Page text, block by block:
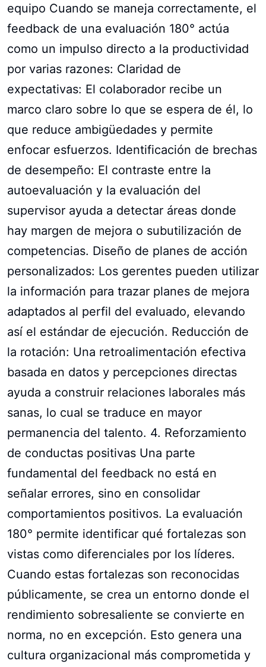
equipo Cuando se maneja correctamente, el
feedback de una evaluación 180° actúa
como un impulso directo a la productividad
por varias razones: Claridad de
expectativas: El colaborador recibe un
marco claro sobre lo que se espera de él, lo
que reduce ambigüedades y permite
enfocar esfuerzos. Identificación de brechas
de desempeño: El contraste entre la
autoevaluación y la evaluación del
supervisor ayuda a detectar áreas donde
hay margen de mejora o subutilización de
competencias. Diseño de planes de acción
personalizados: Los gerentes pueden utilizar
la información para trazar planes de mejora
adaptados al perfil del evaluado, elevando
así el estándar de ejecución. Reducción de
la rotación: Una retroalimentación efectiva
basada en datos y percepciones directas
ayuda a construir relaciones laborales más
sanas, lo cual se traduce en mayor
permanencia del talento. 4. Reforzamiento
de conductas positivas Una parte
fundamental del feedback no está en
señalar errores, sino en consolidar
comportamientos positivos. La evaluación
180° permite identificar qué fortalezas son
vistas como diferenciales por los líderes.
Cuando estas fortalezas son reconocidas
públicamente, se crea un entorno donde el
rendimiento sobresaliente se convierte en
norma, no en excepción. Esto genera una
cultura organizacional más comprometida y